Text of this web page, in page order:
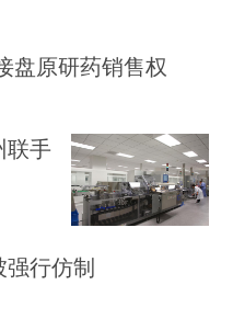
盘原研药销售权
联手
强行仿制